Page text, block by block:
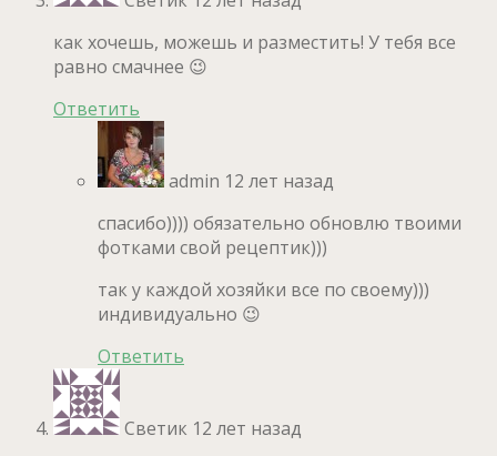
как хочешь, можешь и разместить! У тебя все
равно смачнее 😉
Ответить
admin 12 лет назад
спасибо)))) обязательно обновлю твоими
фотками свой рецептик)))
так у каждой хозяйки все по своему)))
индивидуально 😉
Ответить
Светик 12 лет назад